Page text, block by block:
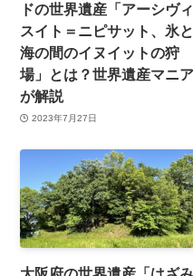
ドの世界遺産「アーシヴィ
スイト＝ニピサット、氷と
海の間のイヌイットの狩
場」とは？世界遺産マニア
が解説
2023年7月27日